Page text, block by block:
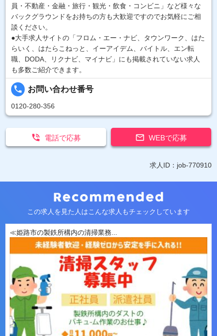
員・不動産・金融・旅行・観光・飲食・コンビニ」など様々な
バックグラウンドをお持ちの方も大歓迎ですのでお気軽にご相
談ください。
●大手求人サイトの「フロム・エー・ナビ、タウンワーク、はた
らいく、はたらこねっと、イーアイデム、バイトル、エン転
職、DODA、リクナビ、マイナビ」にも掲載されていない求人
も多数ご紹介できます。
local_phone お問い合わせ番号
0120-280-356
 WEBで応募
 電話で応募
求人ID：job-770910
この求人を見た人はこんな求人もチェックしています
≪姫路市の製鉄所構内の清掃業務...